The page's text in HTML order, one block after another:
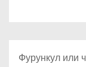
Фурункул или